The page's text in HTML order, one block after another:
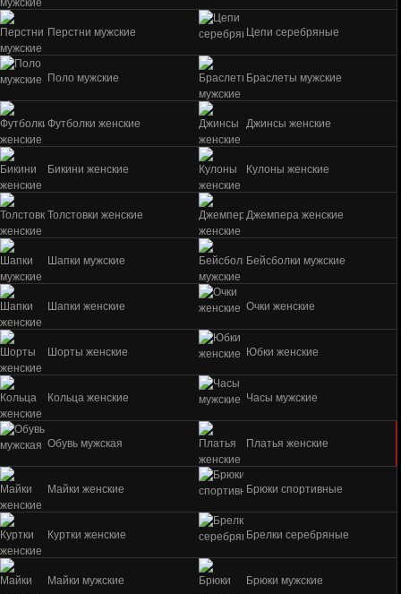
Перстни мужские Цепи серебряные
Поло мужские Браслеты мужские
Футболки женские Джинсы женские
Бикини женские Кулоны женские
Толстовки женские Джемпера женские
Шапки мужские Бейсболки мужские
Шапки женские Очки женские
Шорты женские Юбки женские
Кольца женские Часы мужские
Обувь мужская Платья женские
Майки женские Брюки спортивные
Куртки женские Брелки серебряные
Майки мужские Брюки мужские